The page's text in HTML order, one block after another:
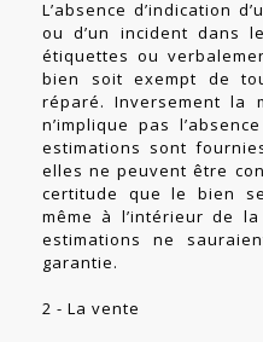
L’absence d’indication
ou d’un incident dans
étiquettes ou
bien soit exempt de
réparé. Inversement la
n’implique pas
estimations sont
elles ne peuvent être
certitude que le bien
même à l’intérieur de
estimations ne
garantie.
2 - La vente